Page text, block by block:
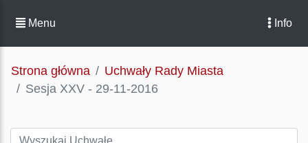
Menu Info
Strona główna
Uchwały Rady Miasta
Sesja XXV - 29-11-2016